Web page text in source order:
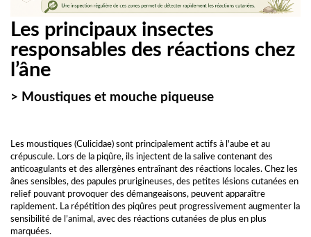
Les principaux insectes
responsables des réactions chez
l’âne
> Moustiques et mouche piqueuse
Les moustiques (Culicidae) sont principalement actifs à l'aube et au
crépuscule. Lors de la piqûre, ils injectent de la salive contenant des
anticoagulants et des allergènes entraînant des réactions locales. Chez les
ânes sensibles, des papules prurigineuses, des petites lésions cutanées en
relief pouvant provoquer des démangeaisons, peuvent apparaître
rapidement. La répétition des piqûres peut progressivement augmenter la
sensibilité de l’animal, avec des réactions cutanées de plus en plus
marquées.